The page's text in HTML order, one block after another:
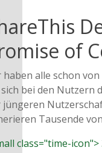
of
haben alle schon
bei den Nutzern
jüngeren
Tausende
class="time-